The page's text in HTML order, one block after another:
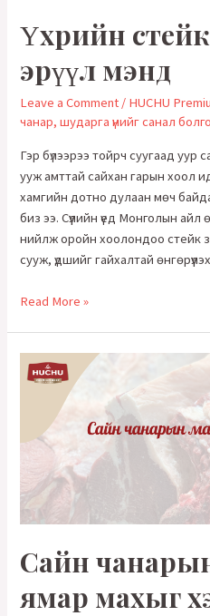
Үхрийн
эрүүл мэнд
Leave a Comment / HUCHU
чанар, шударга үнийг санал
Гэр бүлээрээ тойрч суугаад уур
ууж амттай сайхан гарын хоол
хамгийн дотно дулаан мөч
биз ээ. Сүүлийн үед Монголын айл
нийлж оройн хоолондоо стейк
сууж, үдшийг гайхалтай
Үхрийн
таны
эрүүл
Read More »
Сайн
ямар махыг